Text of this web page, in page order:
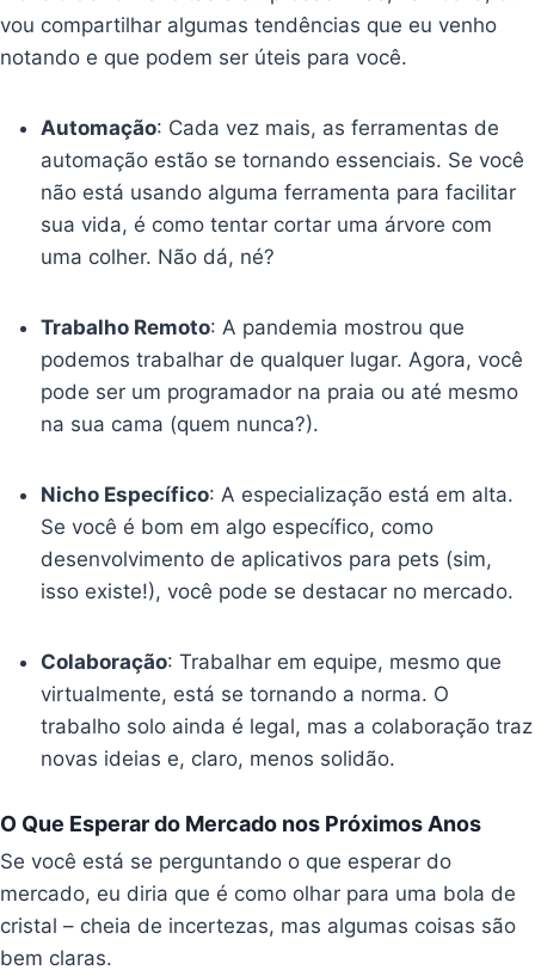
vou compartilhar algumas tendências que eu venho
notando e que podem ser úteis para você.
Automação: Cada vez mais, as ferramentas de
automação estão se tornando essenciais. Se você
não está usando alguma ferramenta para facilitar
sua vida, é como tentar cortar uma árvore com
uma colher. Não dá, né?
Trabalho Remoto: A pandemia mostrou que
podemos trabalhar de qualquer lugar. Agora, você
pode ser um programador na praia ou até mesmo
na sua cama (quem nunca?).
Nicho Específico: A especialização está em alta.
Se você é bom em algo específico, como
desenvolvimento de aplicativos para pets (sim,
isso existe!), você pode se destacar no mercado.
Colaboração: Trabalhar em equipe, mesmo que
virtualmente, está se tornando a norma. O
trabalho solo ainda é legal, mas a colaboração traz
novas ideias e, claro, menos solidão.
O Que Esperar do Mercado nos Próximos Anos
Se você está se perguntando o que esperar do
mercado, eu diria que é como olhar para uma bola de
cristal – cheia de incertezas, mas algumas coisas são
bem claras.